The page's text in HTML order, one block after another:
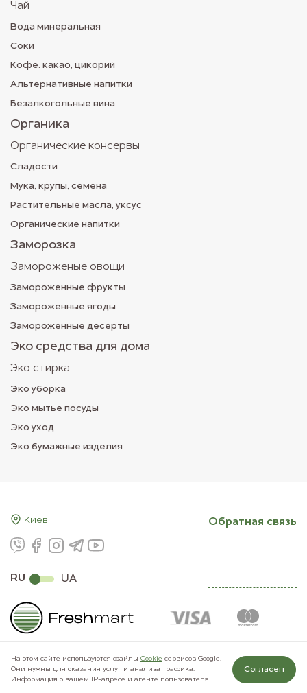
Чай
Вода минеральная
Соки
Кофе. какао, цикорий
Альтернативные напитки
Безалкогольные вина
Органика
Органические консервы
Сладости
Мука, крупы, семена
Растительные масла, уксус
Органические напитки
Заморозка
Замороженые овощи
Замороженные фрукты
Замороженные ягоды
Замороженные десерты
Эко средства для дома
Эко стирка
Эко уборка
Эко мытье посуды
Эко уход
Эко бумажные изделия
Киев
RU UA
Обратная связь
© 2011–2026 Freshmart
На этом сайте используются файлы Сookie сервисов Google.
Они нужны для оказания услуг и анализа трафика.
Информация о вашем IP-адресе и агенте пользователя.
Согласен